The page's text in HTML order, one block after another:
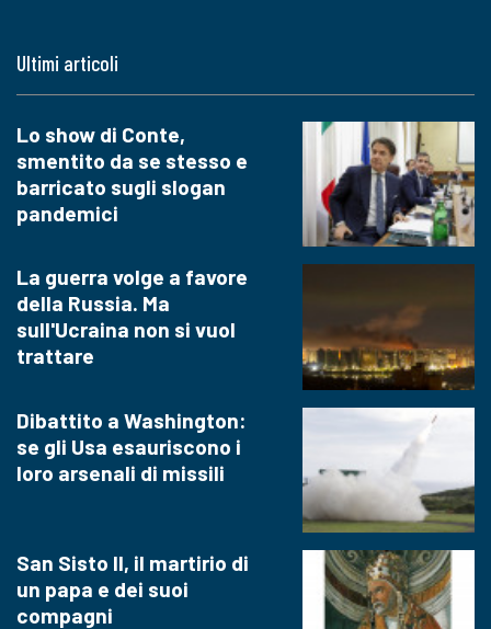
Ultimi articoli
Lo show di Conte,
smentito da se stesso e
barricato sugli slogan
pandemici
La guerra volge a favore
della Russia. Ma
sull'Ucraina non si vuol
trattare
Dibattito a Washington:
se gli Usa esauriscono i
loro arsenali di missili
San Sisto II, il martirio di
un papa e dei suoi
compagni